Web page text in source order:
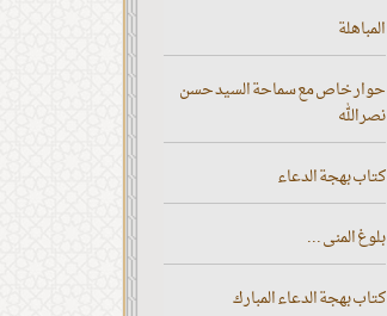
المباهلة
حوار خاص مع سماحة السيد حسن
نصر الله
كتاب بهجة الدعاء
بلوغ المنى ...
كتاب بهجة الدعاء المبارك